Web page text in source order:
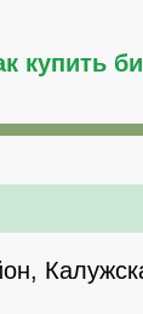
купить